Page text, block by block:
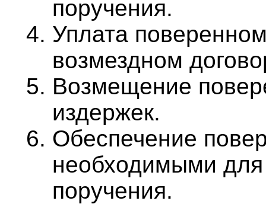
поручения.
Уплата
возмездном
Возмещение
издержек.
Обеспечение
необходимыми для
поручения.